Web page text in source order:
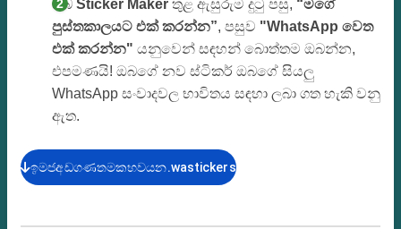
ඔබ Sticker Maker තුළ ඇසුරුම දුටු පසු, “මගේ
පුස්තකාලයට එක් කරන්න”, පසුව "WhatsApp වෙත
එක් කරන්න" යනුවෙන් සඳහන් බොත්තම ඔබන්න,
එපමණයි! ඔබගේ නව ස්ටිකර් ඔබගේ සියලු
WhatsApp සංවාදවල භාවිතය සඳහා ලබා ගත හැකි වනු
ඇත.
ඉමජඅඩගණතමකභවයන.wastickers